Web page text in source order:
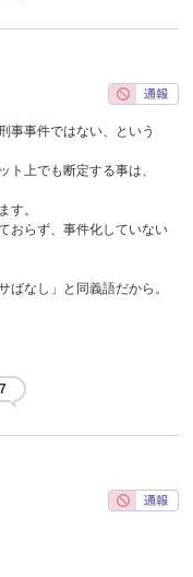
事事件ではない、という
ト上でも断定する事は、
す。
おらず、事件化していない
ばなし」と同義語だから。
7